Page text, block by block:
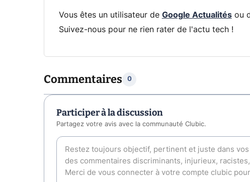
Vous êtes un utilisateur de Google Actualitésou
Suivez-nous pour ne rien rater de l'actu tech !
Commentaires 0
Participer à la discussion
Partagez votre avis avec la communauté Clubic.